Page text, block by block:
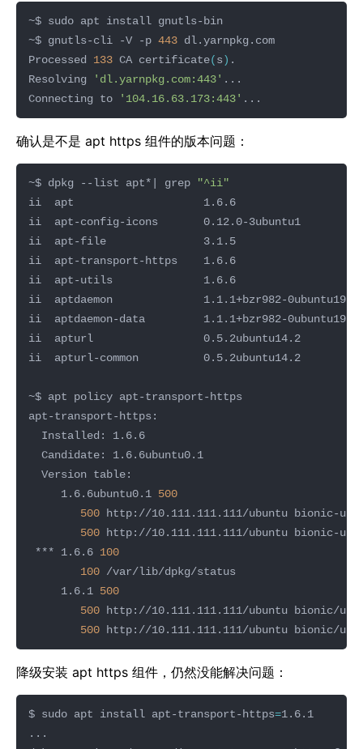
~$ gnutls-cli -V -p 443
Processed 133 CA certificate(s)
Resolving
'dl.yarnpkg.com:443'
Connecting to
'104.16.63.173:443'
确认是不是 apt https 组件的版本问题：
~$ dpkg --list apt*| grep "^ii"
ii  apt-config-icons       0.12.0-3ubuntu1
ii  apt-file               3.1.5
ii  apt-transport-https    1.6.6
ii  aptdaemon-data         1.1.1+bzr982-
     1.6.6ubuntu0.1
500
500
500
*** 1.6.6 100
100
     1.6.1
500
500
500
降级安装 apt https 组件，仍然没能解决问题：
$ sudo apt install apt-transport-https=